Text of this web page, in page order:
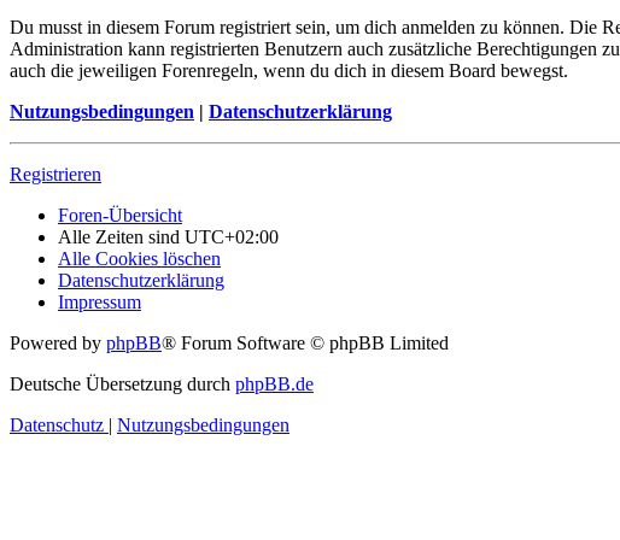
Du musst in diesem Forum registriert sein, um dich anmelden zu können.
Administration kann registrierten Benutzern auch zusätzliche Berechtigungen
auch die jeweiligen Forenregeln, wenn du dich in diesem Board bewegst.
Nutzungsbedingungen | Datenschutzerklärung
Registrieren
Foren-Übersicht
Alle Zeiten sind UTC+02:00
Alle Cookies löschen
Datenschutzerklärung
Impressum
Powered by phpBB® Forum Software © phpBB Limited
Deutsche Übersetzung durch phpBB.de
Datenschutz | Nutzungsbedingungen